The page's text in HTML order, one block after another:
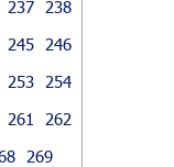
237
238
245
246
253
254
261
262
269